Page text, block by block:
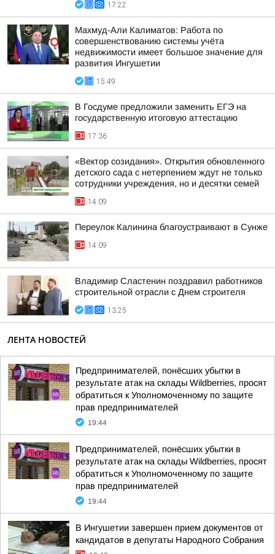
17:22
Махмуд-Али Калиматов: Работа по
совершенствованию системы учёта
недвижимости имеет большое значение для
развития Ингушетии
15:49
В Госдуме предложили заменить ЕГЭ на
государственную итоговую аттестацию
17:36
«Вектор созидания». Открытия обновленного
детского сада с нетерпением ждут не только
сотрудники учреждения, но и десятки семей
14:09
Переулок Калинина благоустраивают в Сунже
14:09
Владимир Сластенин поздравил работников
строительной отрасли с Днем строителя
13:25
ЛЕНТА НОВОСТЕЙ
Предпринимателей, понёсших убытки в
результате атак на склады Wildberries, просят
обратиться к Уполномоченному по защите
прав предпринимателей
19:44
Предпринимателей, понёсших убытки в
результате атак на склады Wildberries, просят
обратиться к Уполномоченному по защите
прав предпринимателей
19:44
В Ингушетии завершен прием документов от
кандидатов в депутаты Народного Собрания